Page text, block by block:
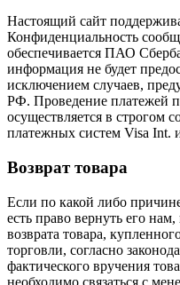
Настоящий сайт
Конфиденциальность
обеспечивается ПАО
информация не будет
исключением случаев,
РФ. Проведение платежей
осуществляется в строгом
платежных систем Visa Int.
Возврат товара
Если по какой либо
есть право вернуть его
возврата товара,
торговли, согласно
фактического вручения
необходимо связаться с